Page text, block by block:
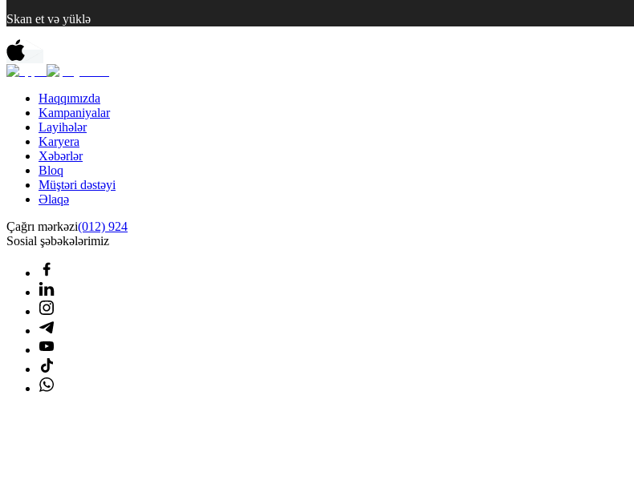
Skan et və yüklə
Haqqımızda
Kampaniyalar
Layihələr
Karyera
Xəbərlər
Bloq
Müştəri dəstəyi
Əlaqə
Çağrı mərkəzi(012) 924
Sosial şəbəkələrimiz